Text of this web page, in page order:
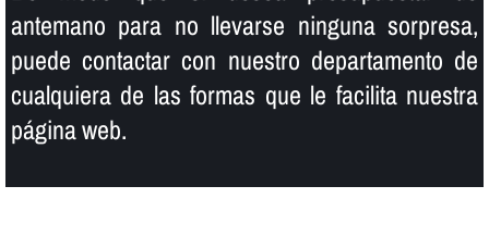
antemano para no llevarse ninguna sorpresa,
puede contactar con nuestro departamento de
cualquiera de las formas que le facilita nuestra
página web.